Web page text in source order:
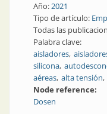
Año:2021
Tipo de artículo:
Todas las
Palabra clave:
aisladores
silicona
aéreas alta tensión
Node reference:
Dosen